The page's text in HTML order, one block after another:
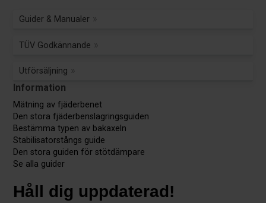
Guider & Manualer
TÜV Godkännande
Utförsäljning
Information
Mätning av fjäderbenet
Den stora fjäderbenslagringsguiden
Bestämma typen av bakaxeln
Stabilisatorstångs guide
Den stora guiden för stötdämpare
Se alla guider
Håll dig uppdaterad!